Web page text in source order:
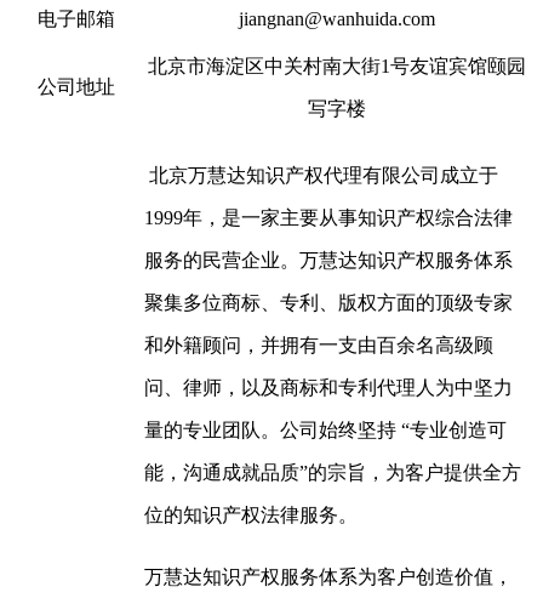
电子邮箱 jiangnan@wanhuida.com
公司地址
北京市海淀区中关村南大街1号友谊宾馆颐园
写字楼
北京万慧达知识产权代理有限公司成立于
1999年，是一家主要从事知识产权综合法律
服务的民营企业。万慧达知识产权服务体系
聚集多位商标、专利、版权方面的顶级专家
和外籍顾问，并拥有一支由百余名高级顾
问、律师，以及商标和专利代理人为中坚力
量的专业团队。公司始终坚持 “专业创造可
能，沟通成就品质”的宗旨，为客户提供全方
位的知识产权法律服务。
万慧达知识产权服务体系为客户创造价值，